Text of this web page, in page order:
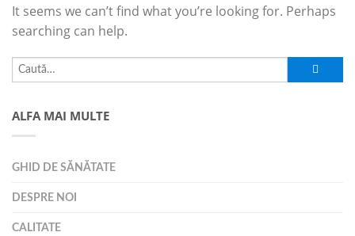
It seems we can’t find what you’re looking for. Perhaps
searching can help.
ALFA MAI MULTE
GHID DE SĂNĂTATE
DESPRE NOI
CALITATE